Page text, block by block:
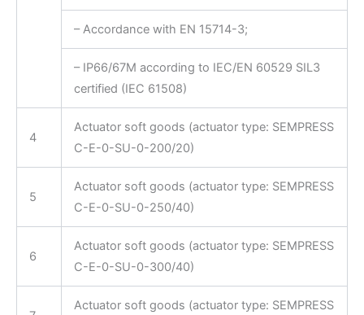
– Accordance with EN 15714-3;
– IP66/67M according to IEC/EN 60529 SIL3
certified (IEC 61508)
4
Actuator soft goods (actuator type: SEMPRESS
C-E-0-SU-0-200/20)
5
Actuator soft goods (actuator type: SEMPRESS
C-E-0-SU-0-250/40)
6
Actuator soft goods (actuator type: SEMPRESS
C-E-0-SU-0-300/40)
Actuator soft goods (actuator type: SEMPRESS